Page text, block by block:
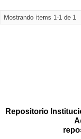
Mostrando ítems 1-1 de 1
Repositorio